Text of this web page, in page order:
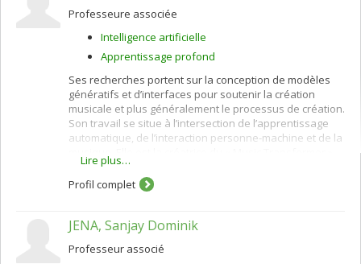
Professeure associée
Intelligence artificielle
Apprentissage profond
Ses recherches portent sur la conception de modèles
génératifs et d’interfaces pour soutenir la création
musicale et plus généralement le processus de création.
Son travail se situe à l’intersection de l’apprentissage
automatique, de l’interaction personne-machine et de la
et du modèle « ML Coconet » qui a alimenté le premier «
AI Doodle » de Google, le « Bach Doodle » , qui a
harmonisé en deux jours 55 millions de mélodies
Lire plus…
Profil complet
JENA, Sanjay Dominik
Professeur associé